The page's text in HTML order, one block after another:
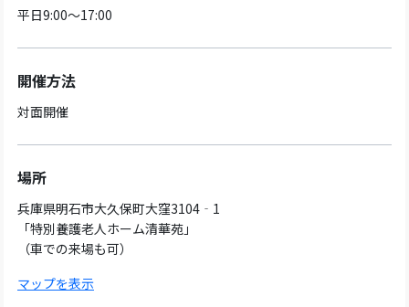
平日9:00～17:00
開催方法
対面開催
場所
兵庫県明石市大久保町大窪3104‐1
「特別養護老人ホーム清華苑」
（車での来場も可）
マップを表示